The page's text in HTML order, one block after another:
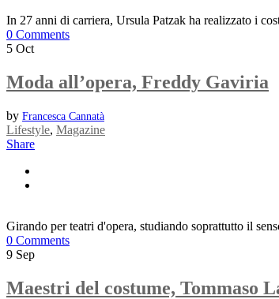
In 27 anni di carriera, Ursula Patzak ha realizzato i
0 Comments
5 Oct
Moda all’opera, Freddy Gaviria
by Francesca Cannatà
Lifestyle, Magazine
Share
Girando per teatri d'opera, studiando soprattutto il
0 Comments
9 Sep
Maestri del costume, Tommaso